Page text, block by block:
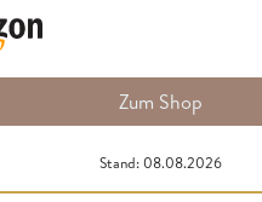
Zum Shop
Stand: 08.08.2026